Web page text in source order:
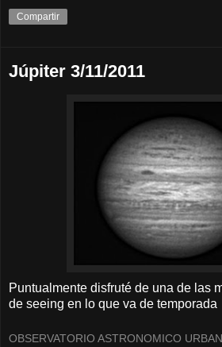
Compartir
Júpiter 3/11/2011
Puntualmente disfruté de una de las
de seeing en lo que va de temporada
OBSERVATORIO ASTRONOMICO